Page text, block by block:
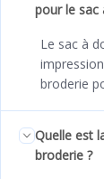
pour le sac
Le sac à
broderie
Quelle est
broderie ?